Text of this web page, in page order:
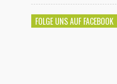
FOLGE UNS AUF FACEBOOK